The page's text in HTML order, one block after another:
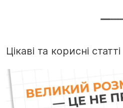
Цікаві та корисні статті